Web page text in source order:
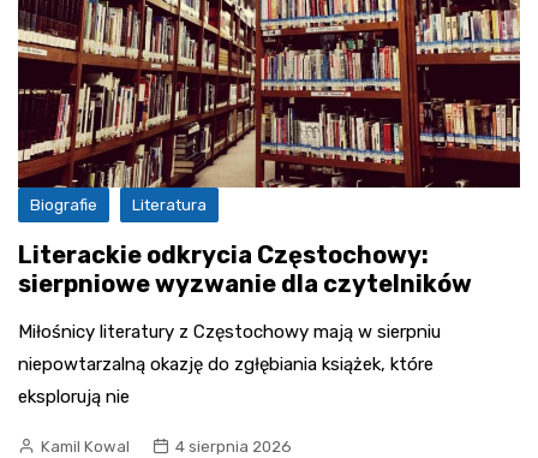
Biografie Literatura
Literackie odkrycia Częstochowy:
sierpniowe wyzwanie dla czytelników
Miłośnicy literatury z Częstochowy mają w sierpniu
niepowtarzalną okazję do zgłębiania książek, które
eksplorują nie
Kamil Kowal 4 sierpnia 2026